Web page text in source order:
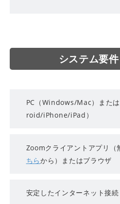
システム要件
PC（Windows/Mac）また
roid/iPhone/iPad）
Zoomクライアントアプリ（
ちらから）またはブラウザ
安定したインターネット接続